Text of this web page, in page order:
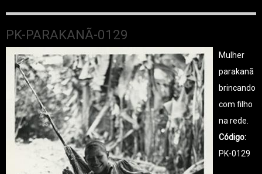
PK-PARAKANÃ-0129
Mulher
parakanã
brincando
com filho
na rede.
Código
PK-0129